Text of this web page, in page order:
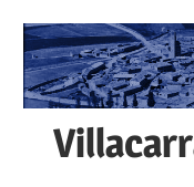
contenido